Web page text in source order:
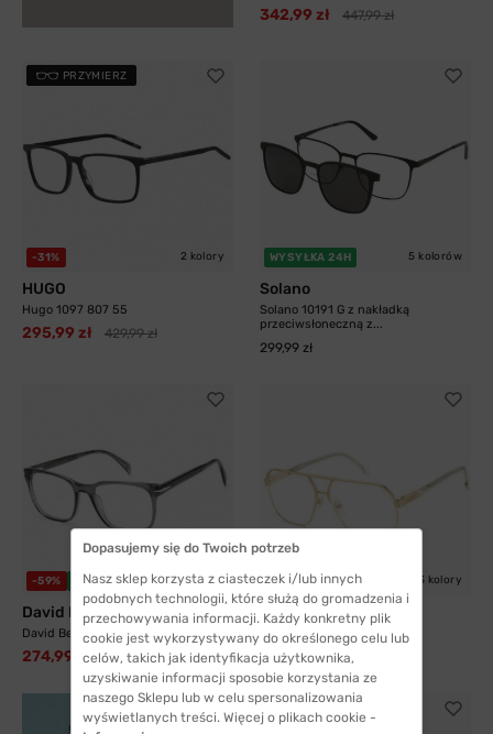
342,99 zł 447,99 zł
PRZYMIERZ
-31% 2 kolory
HUGO
Hugo 1097 807 55
295,99 zł 429,99 zł
WYSYŁKA 24H 5 kolorów
Solano
Solano 10191 G z nakładką
przeciwsłoneczną z...
299,99 zł
-59% WYSYŁKA 24H
David Beckham
David Beckham 1083 KB7 52
274,99 zł 676,99 zł
-33% WYSYŁKA 24H 3 kolory
Carrera
Carrera 1135 J5G 60
408,99 zł 609,99 zł
Dopasujemy się do Twoich potrzeb
Nasz sklep korzysta z ciasteczek i/lub innych
podobnych technologii, które służą do gromadzenia i
przechowywania informacji. Każdy konkretny plik
cookie jest wykorzystywany do określonego celu lub
celów, takich jak identyfikacja użytkownika,
uzyskiwanie informacji sposobie korzystania ze
naszego Sklepu lub w celu spersonalizowania
wyświetlanych treści. Więcej o plikach cookie -